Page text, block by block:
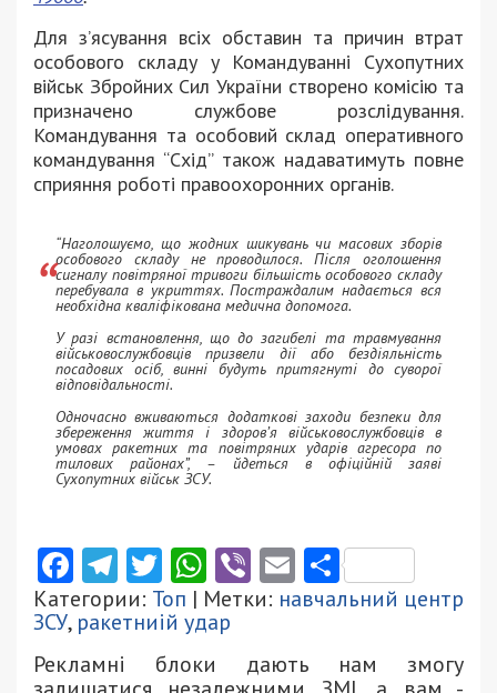
Для з’ясування всіх обставин та причин втрат
особового складу у Командуванні Сухопутних
військ Збройних Сил України створено комісію та
призначено службове розслідування.
Командування та особовий склад оперативного
командування “Схід” також надаватимуть повне
сприяння роботі правоохоронних органів.
“Наголошуємо, що жодних шикувань чи масових зборів
особового складу не проводилося. Після оголошення
сигналу повітряної тривоги більшість особового складу
перебувала в укриттях. Постраждалим надається вся
необхідна кваліфікована медична допомога.
У разі встановлення, що до загибелі та травмування
військовослужбовців призвели дії або бездіяльність
посадових осіб, винні будуть притягнуті до суворої
відповідальності.
Одночасно вживаються додаткові заходи безпеки для
збереження життя і здоров’я військовослужбовців в
умовах ракетних та повітряних ударів агресора по
тилових районах”, – йдеться в офіційній заяві
Сухопутних військ ЗСУ.
Facebook
Telegram
Twitter
WhatsApp
ViberEmail
Категории: Топ | Метки: навчальний центр
ЗСУ, ракетниій удар
Рекламні блоки дають нам змогу